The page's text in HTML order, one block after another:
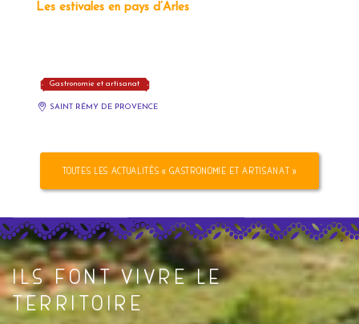
Les estivales en pays d’Arles
Gastronomie et artisanat
SAINT RÉMY DE PROVENCE
TOUTES LES ACTUALITÉS « GASTRONOMIE ET ARTISANAT »
ILS FONT VIVRE LE
TERRITOIRE